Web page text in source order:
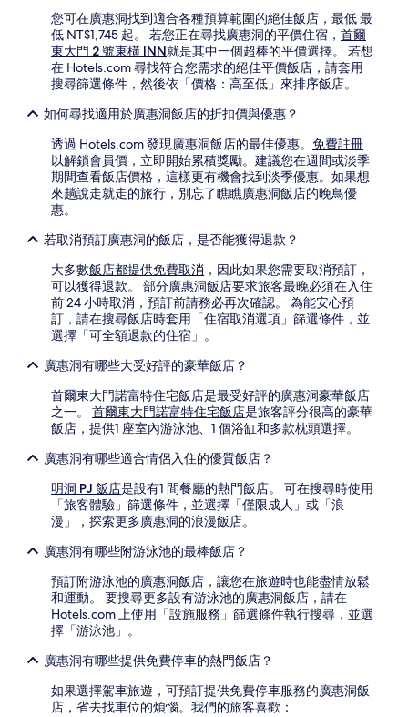
您可在廣惠洞找到適合各種預算範圍的絕佳飯店，最低 最
低 NT$1,745 起。 若您正在尋找廣惠洞的平價住宿， 首爾
東大門 2 號東橫 INN就是其中一個超棒的平價選擇。 若想
在 Hotels.com 尋找符合您需求的絕佳平價飯店，請套用
搜尋篩選條件，然後依「價格：高至低」來排序飯店。
如何尋找適用於廣惠洞飯店的折扣價與優惠？
透過 Hotels.com 發現廣惠洞飯店的最佳優惠。 免費註冊
以解鎖會員價，立即開始累積獎勵。建議您在週間或淡季
期間查看飯店價格，這樣更有機會找到淡季優惠。如果想
來趟說走就走的旅行，別忘了瞧瞧廣惠洞飯店的晚鳥優
惠。
若取消預訂廣惠洞的飯店，是否能獲得退款？
大多數飯店都提供免費取消 ，因此如果您需要取消預訂，
可以獲得退款。 部分廣惠洞飯店要求旅客最晚必須在入住
前 24 小時取消，預訂前請務必再次確認。 為能安心預
訂，請在搜尋飯店時套用「住宿取消選項」篩選條件，並
選擇「可全額退款的住宿」。
廣惠洞有哪些大受好評的豪華飯店？
首爾東大門諾富特住宅飯店是最受好評的廣惠洞豪華飯店
之一。 首爾東大門諾富特住宅飯店是旅客評分很高的豪華
飯店，提供1 座室內游泳池、1 個浴缸和多款枕頭選擇。
廣惠洞有哪些適合情侶入住的優質飯店？
明洞 PJ 飯店是設有1 間餐廳的熱門飯店。 可在搜尋時使用
「旅客體驗」篩選條件，並選擇「僅限成人」或「浪
漫」，探索更多廣惠洞的浪漫飯店。
廣惠洞有哪些附游泳池的最棒飯店？
預訂附游泳池的廣惠洞飯店，讓您在旅遊時也能盡情放鬆
和運動。 要搜尋更多設有游泳池的廣惠洞飯店，請在
Hotels.com 上使用「設施服務」篩選條件執行搜尋，並選
擇「游泳池」。
廣惠洞有哪些提供免費停車的熱門飯店？
如果選擇駕車旅遊，可預訂提供免費停車服務的廣惠洞飯
店，省去找車位的煩惱。我們的旅客喜歡：